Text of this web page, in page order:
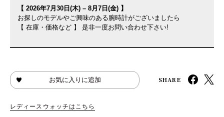
【 2026年7月30日(木) – 8月7日(金) 】
お探しのモデルやご興味のある腕時計がございましたら
【 在庫・価格など 】 是非一度お問い合わせ下さい!
お気に入りに追加 SHARE
レディースウォッチはこちら